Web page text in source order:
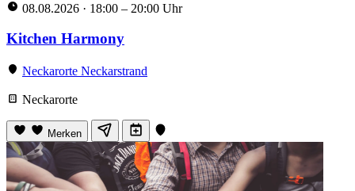
08.08.2026 · 18:00 – 20:00 Uhr
Kitchen Harmony
Neckarorte Neckarstrand
Neckarorte
Merken